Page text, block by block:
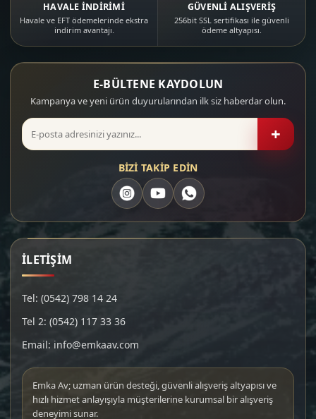
HAVALE İNDİRİMİ
Havale ve EFT ödemelerinde ekstra
indirim avantajı.
GÜVENLİ ALIŞVERİŞ
256bit SSL sertifikası ile güvenli
ödeme altyapısı.
E-BÜLTENE KAYDOLUN
Kampanya ve yeni ürün duyurularından ilk siz haberdar olun.
+
BİZİ TAKİP EDİN
İLETİŞİM
Tel: (0542) 798 14 24
Tel 2: (0542) 117 33 36
Email: info@emkaav.com
Emka Av; uzman ürün desteği, güvenli alışveriş altyapısı ve
hızlı hizmet anlayışıyla müşterilerine kurumsal bir alışveriş
deneyimi sunar.